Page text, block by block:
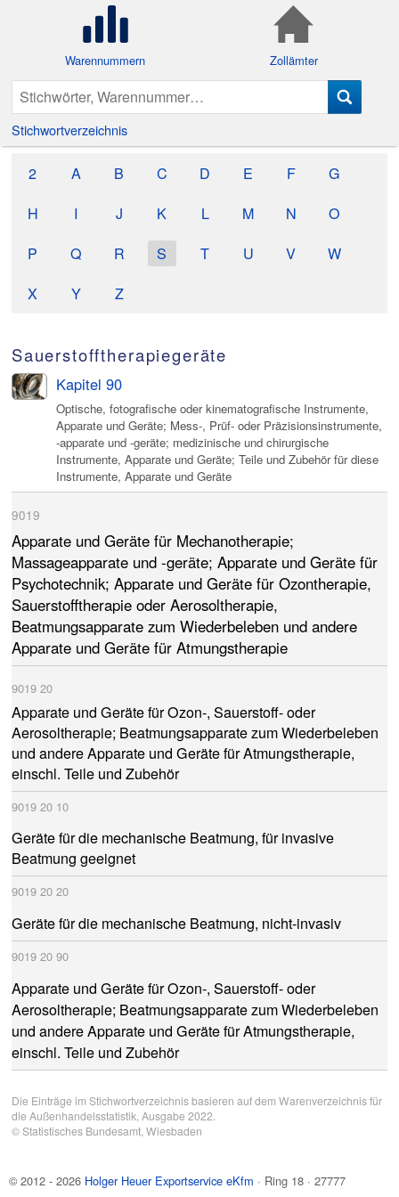
Warennummern Zollämter
Stichwortverzeichnis
2 A B C D E F
G
H
I J K L M N
O
P
Q R S T U V
W
X
Y Z
Sauerstofftherapiegeräte
Optische, fotografische oder kinematografische Instrumente,
Apparate und Geräte; Mess-, Prüf- oder Präzisionsinstrumente,
-apparate und -geräte; medizinische und chirurgische
Instrumente, Apparate und Geräte; Teile und Zubehör für diese
Instrumente, Apparate und Geräte
Kapitel 90
9019
Apparate und Geräte für Mechanotherapie;
Massageapparate und -geräte; Apparate und Geräte für
Psychotechnik; Apparate und Geräte für Ozontherapie,
Sauerstofftherapie oder Aerosoltherapie,
Beatmungsapparate zum Wiederbeleben und andere
Apparate und Geräte für Atmungstherapie
9019 20
Apparate und Geräte für Ozon-, Sauerstoff- oder
Aerosoltherapie; Beatmungsapparate zum Wiederbeleben
und andere Apparate und Geräte für Atmungstherapie,
einschl. Teile und Zubehör
9019 20 10
Geräte für die mechanische Beatmung, für invasive
Beatmung geeignet
9019 20 20
Geräte für die mechanische Beatmung, nicht-invasiv
9019 20 90
Apparate und Geräte für Ozon-, Sauerstoff- oder
Aerosoltherapie; Beatmungsapparate zum Wiederbeleben
und andere Apparate und Geräte für Atmungstherapie,
einschl. Teile und Zubehör
Die Einträge im Stichwortverzeichnis basieren auf dem Warenverzeichnis für
die Außenhandelsstatistik, Ausgabe 2022.
©Statistisches Bundesamt, Wiesbaden
© 2012 - 2026 Holger Heuer Exportservice eKfm · Ring 18 ·27777